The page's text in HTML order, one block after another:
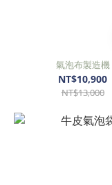
氣泡布製造機
NT$10,900
NT$13,000